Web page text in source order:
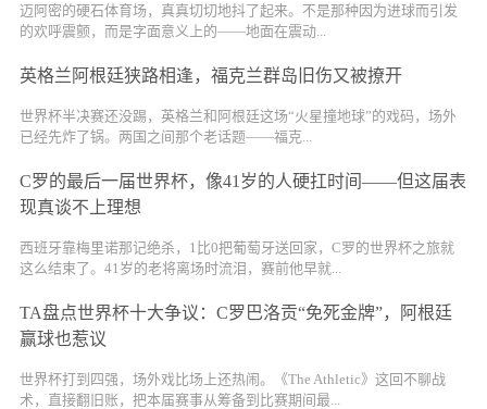
迈阿密的硬石体育场，真真切切地抖了起来。不是那种因为进球而引发
的欢呼震颤，而是字面意义上的——地面在震动...
英格兰阿根廷狭路相逢，福克兰群岛旧伤又被撩开
世界杯半决赛还没踢，英格兰和阿根廷这场“火星撞地球”的戏码，场外
已经先炸了锅。两国之间那个老话题——福克...
C罗的最后一届世界杯，像41岁的人硬扛时间——但这届表
现真谈不上理想
西班牙靠梅里诺那记绝杀，1比0把葡萄牙送回家，C罗的世界杯之旅就
这么结束了。41岁的老将离场时流泪，赛前他早就...
TA盘点世界杯十大争议：C罗巴洛贡“免死金牌”，阿根廷
赢球也惹议
世界杯打到四强，场外戏比场上还热闹。《The Athletic》这回不聊战
术，直接翻旧账，把本届赛事从筹备到比赛期间最...